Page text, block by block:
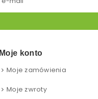
Moje konto
Moje zamówienia
Moje zwroty